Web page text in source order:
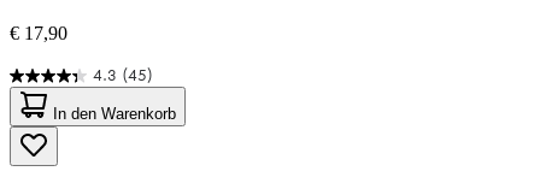
€ 17,90
4.3 (45)
4.3
von
5
Sternen.
45
In den Warenkorb